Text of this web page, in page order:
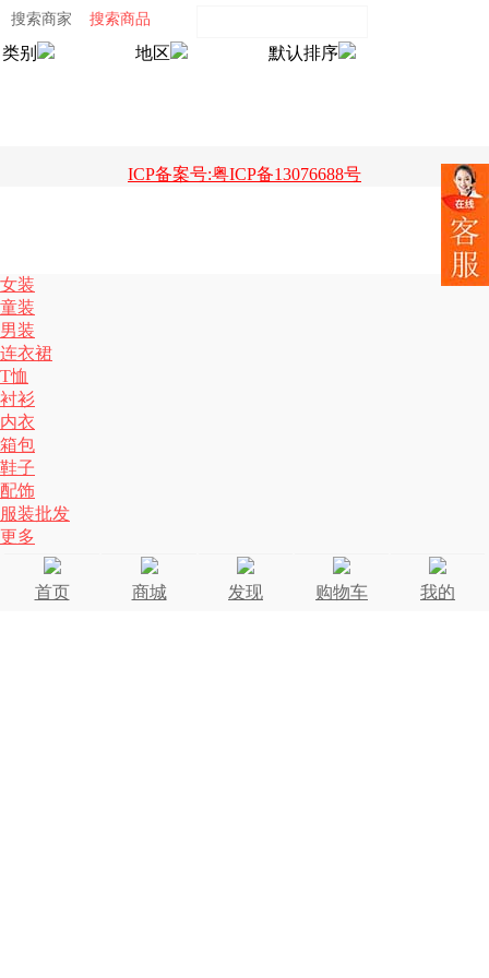
搜索商家 搜索商品
类别 地区 默认排序
ICP备案号:粤ICP备13076688号
女装
童装
男装
连衣裙
T恤
衬衫
内衣
箱包
鞋子
配饰
服装批发
更多
首页 商城 发现 购物车 我的